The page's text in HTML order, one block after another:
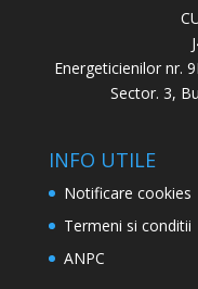
Energeticienilor nr.
Sector. 3,
INFO UTILE
Notificare cookies
Termeni si conditii
ANPC